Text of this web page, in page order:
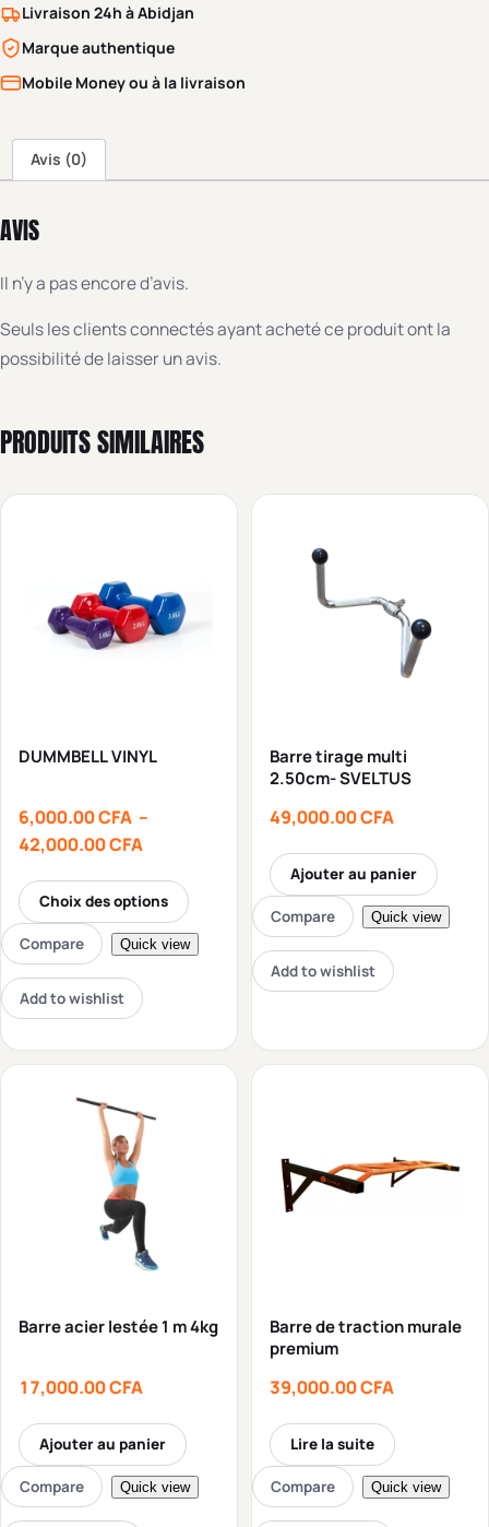
Livraison 24h à Abidjan
Marque authentique
Mobile Money ou à la livraison
Avis (0)
AVIS
Il n’y a pas encore d’avis.
Seuls les clients connectés ayant acheté ce produit ont la
possibilité de laisser un avis.
PRODUITS SIMILAIRES
DUMMBELL VINYL
6,000.00CFA –
42,000.00CFA
Choix des options
Compare Quick view
Add to wishlist
Barre tirage multi
2.50cm- SVELTUS
49,000.00CFA
Ajouter au panier
Compare Quick view
Add to wishlist
Barre acier lestée 1 m 4kg
17,000.00CFA
Ajouter au panier
Compare Quick view
Barre de traction murale
premium
39,000.00CFA
Lire la suite
Compare Quick view